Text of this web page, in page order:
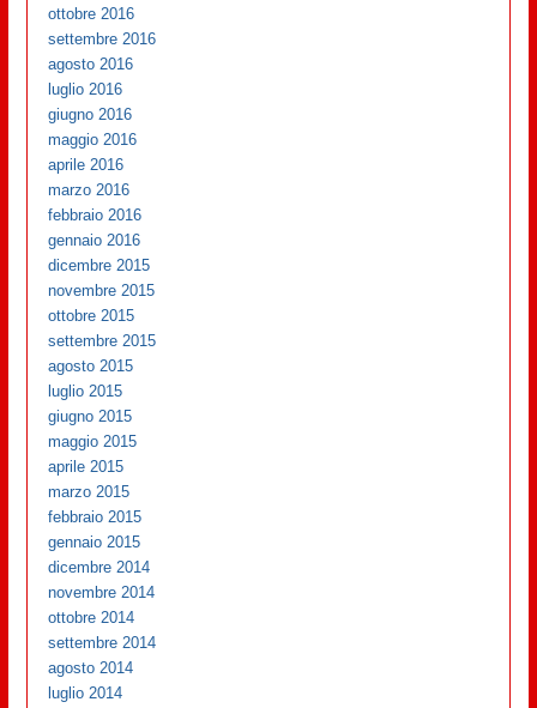
ottobre 2016
settembre 2016
agosto 2016
luglio 2016
giugno 2016
maggio 2016
aprile 2016
marzo 2016
febbraio 2016
gennaio 2016
dicembre 2015
novembre 2015
ottobre 2015
settembre 2015
agosto 2015
luglio 2015
giugno 2015
maggio 2015
aprile 2015
marzo 2015
febbraio 2015
gennaio 2015
dicembre 2014
novembre 2014
ottobre 2014
settembre 2014
agosto 2014
luglio 2014